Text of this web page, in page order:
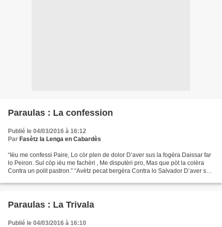
Paraulas : La confession
Publié le 04/03/2016 à 16:12
Par Fasètz la Lenga en Cabardès
“Ièu me confessi Paire, Lo còr plen de dolor D’aver sus la fogèra Daissar far
lo Peiron. Sul còp ièu me fachèri , Me disputèri pro, Mas que pòt la colèra
Contra un polit pastron.” “Avètz pecat bergèra Contra lo Salvador D’aver sus
Paraulas : La Trivala
Publié le 04/03/2016 à 16:10